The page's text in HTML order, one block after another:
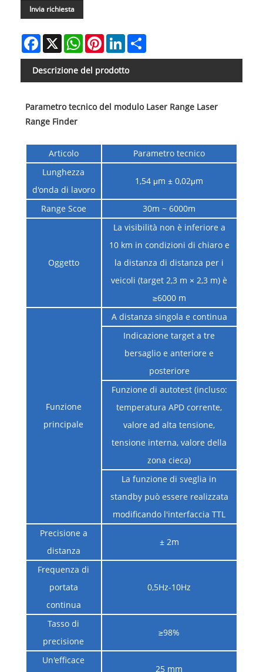
Invia richiesta
Facebook
X WhatsAppPinterestLinkedIn
Descrizione del prodotto
Parametro tecnico del modulo Laser Range Laser
Range Finder
Articolo
Parametro tecnico
Lunghezza
d'onda di lavoro
1,54 μm ± 0,02μm
Range Scoe 30m ~ 6000m
Oggetto
La visibilità non è inferiore a
10 km in condizioni di chiaro e
la distanza di distanza per i
veicoli (target 2,3 m × 2,3 m) è
≥6000 m
Funzione
principale
A distanza singola e continua
Indicazione target a tre
bersaglio e anteriore e
posteriore
Funzione di autotest (incluso:
temperatura APD corrente,
valore ad alta tensione,
tensione interna, valore della
zona cieca)
La funzione di sveglia in
standby può essere realizzata
modificando l'interfaccia TTL
Precisione a
distanza
± 2m
Frequenza di
portata
continua
0,5Hz-10Hz
Tasso di
precisione
≥98%
Un'efficace
25 mm